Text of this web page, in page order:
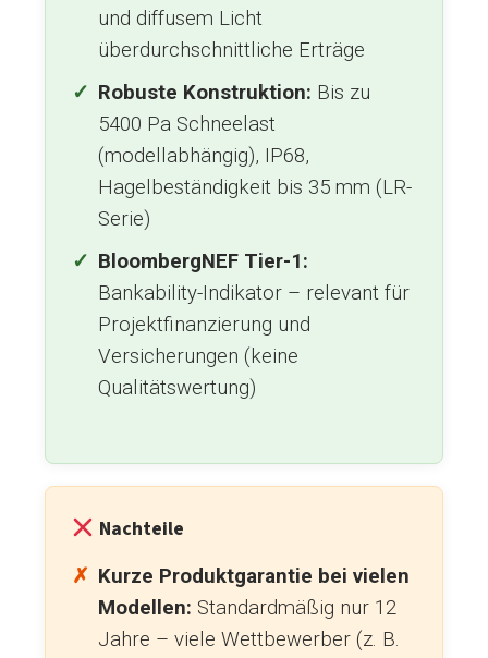
und diffusem Licht
überdurchschnittliche Erträge
Robuste Konstruktion: Bis zu
5400 Pa Schneelast
(modellabhängig), IP68,
Hagelbeständigkeit bis 35 mm (LR-
Serie)
BloombergNEF Tier-1:
Bankability-Indikator – relevant für
Projektfinanzierung und
Versicherungen (keine
Qualitätswertung)
Nachteile
Kurze Produktgarantie bei vielen
Modellen: Standardmäßig nur 12
Jahre – viele Wettbewerber (z. B.